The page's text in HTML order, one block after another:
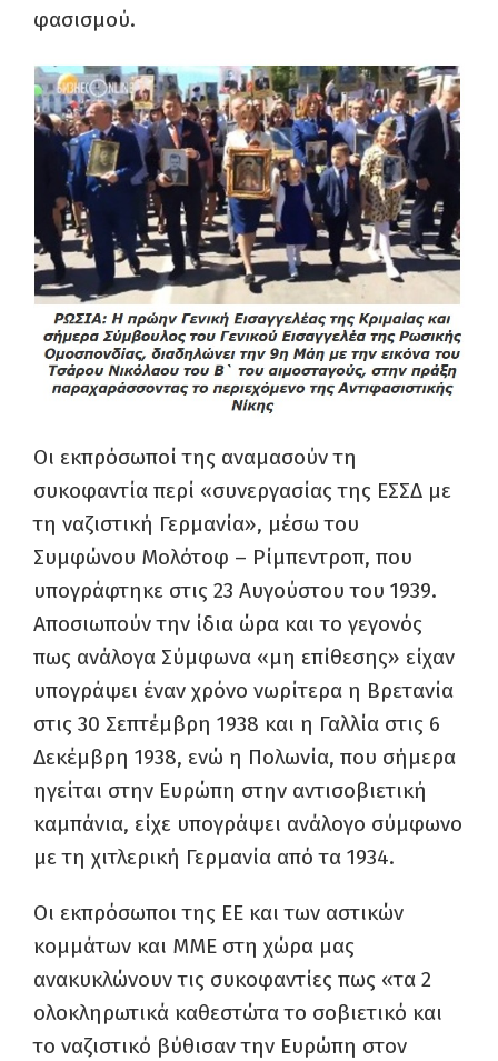
φασισμού.
Οι εκπρόσωποί της αναμασούν τη
συκοφαντία περί «συνεργασίας της ΕΣΣΔ με
τη ναζιστική Γερμανία», μέσω του
Συμφώνου Μολότοφ – Ρίμπεντροπ, που
υπογράφτηκε στις 23 Αυγούστου του 1939.
Αποσιωπούν την ίδια ώρα και το γεγονός
πως ανάλογα Σύμφωνα «μη επίθεσης» είχαν
υπογράψει έναν χρόνο νωρίτερα η Βρετανία
στις 30 Σεπτέμβρη 1938 και η Γαλλία στις 6
Δεκέμβρη 1938, ενώ η Πολωνία, που σήμερα
ηγείται στην Ευρώπη στην αντισοβιετική
καμπάνια, είχε υπογράψει ανάλογο σύμφωνο
με τη χιτλερική Γερμανία από τα 1934.
Οι εκπρόσωποι της ΕΕ και των αστικών
κομμάτων και ΜΜΕ στη χώρα μας
ανακυκλώνουν τις συκοφαντίες πως «τα 2
ολοκληρωτικά καθεστώτα το σοβιετικό και
το ναζιστικό βύθισαν την Ευρώπη στον